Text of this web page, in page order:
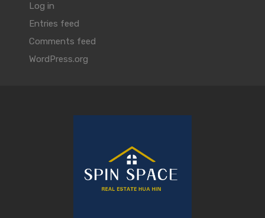
Log in
Entries feed
Comments feed
WordPress.org